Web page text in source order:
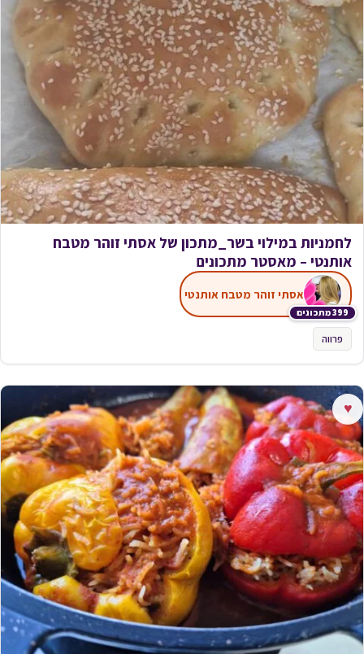
לחמניות במילוי בשר_מתכון של אסתי זוהר מטבח
אותנטי – מאסטר מתכונים
399 מתכונים
אסתי זוהר מטבח אותנטי
פרווה
♥